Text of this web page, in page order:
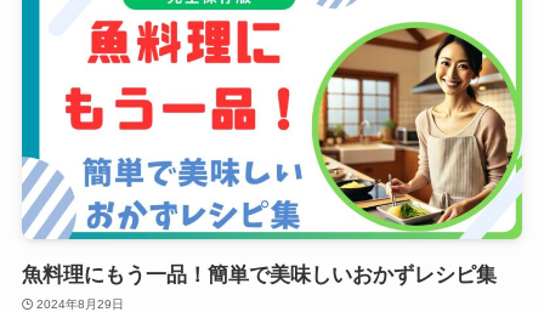
魚料理にもう一品！簡単で美味しいおかずレシピ集
2024年8月29日